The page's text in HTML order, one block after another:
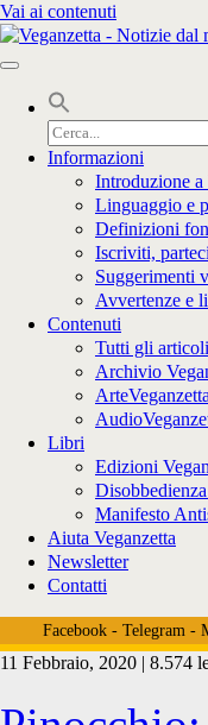
Vai ai contenuti
Cerca
per:
Informazioni
Introduzione a
Linguaggio e
Definizioni
Iscriviti,
Suggerimenti
Avvertenze e
Contenuti
Tutti gli articoli
Archivio
ArteVeganzetta
Libri
Edizioni
Manifesto
Aiuta Veganzetta
Newsletter
Contatti
Facebook- Telegram-
Tag:
11 Febbraio, 2020 | 8.574